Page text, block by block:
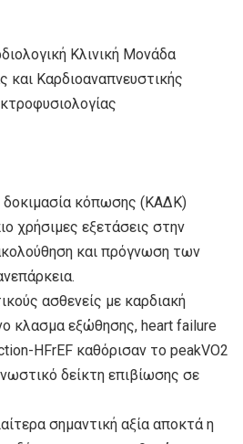
Κλινική Μονάδα
και Καρδιοαναπνευστικής
δοκιμασία κόπωσης (ΚΑΔΚ)
χρήσιμες εξετάσεις στην
και πρόγνωση των
ασθενείς με καρδιακή
κλασμα εξώθησης, heart failure
HFrEF καθόρισαν το peakVO2
δείκτη επιβίωσης σε
σημαντική αξία αποκτά η